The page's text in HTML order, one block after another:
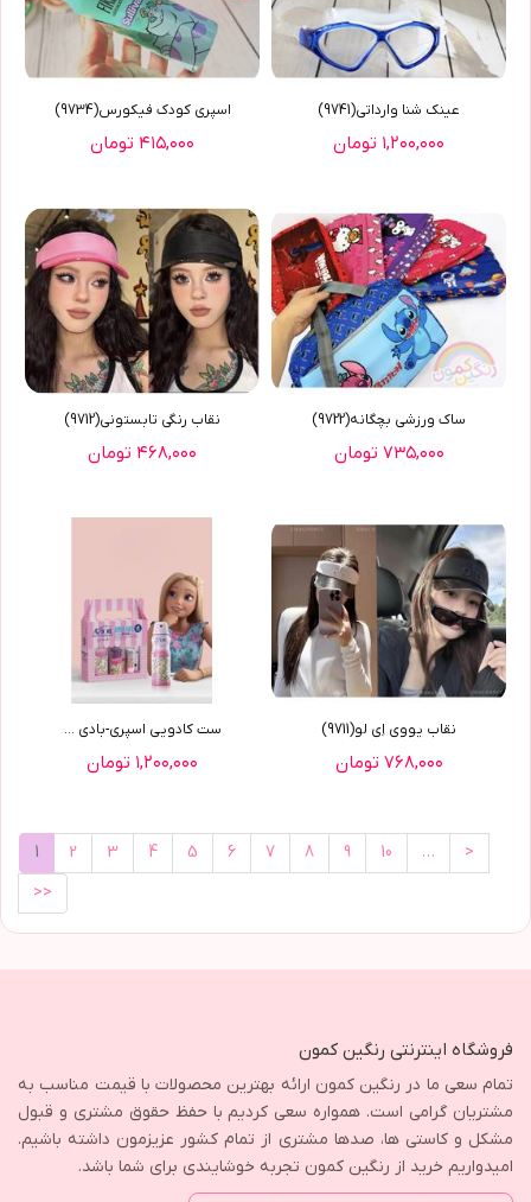
عینک شنا وارداتی(9741)
۱,۲۰۰,۰۰۰ تومان
اسپری کودک فیکورس(9734)
۴۱۵,۰۰۰ تومان
ساک ورزشی بچگانه(9722)
۷۳۵,۰۰۰ تومان
نقاب رنگی تابستونی(9712)
۴۶۸,۰۰۰ تومان
نقاب یووی اِی لو(9711)
۷۶۸,۰۰۰ تومان
ست کادویی اسپری-بادی ...
۱,۲۰۰,۰۰۰ تومان
1 2 3 4 5 6 7 8 9 10 …
>
>>
فروشگاه اینترنتی رنگین کمون
تمام سعی ما در رنگین کمون ارائه بهترین محصولات با قیمت مناسب به
مشتریان گرامی است. همواره سعی کردیم با حفظ حقوق مشتری و قبول
مشکل و کاستی ها، صدها مشتری از تمام کشور عزیزمون داشته باشیم.
امیدواریم خرید از رنگین کمون تجربه خوشایندی برای شما باشد.